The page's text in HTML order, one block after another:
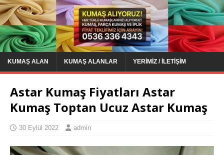
KUMAŞ ALAN KUMAŞ ALANLAR YERIMIZ / İLETIŞIM
Astar Kumaş Fiyatları Astar
Kumaş Toptan Ucuz Astar Kumaş
30 Eylül 2022 admin